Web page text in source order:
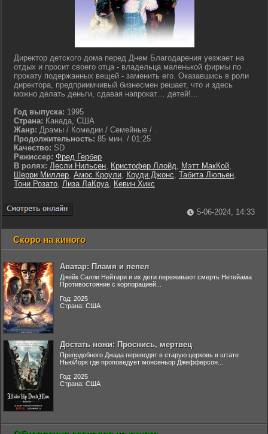
Директор детского дома перед Днем Благодарения уезжает на
отдых и просит своего отца - владельца маленькой фирмы по
прокату подержанных вещей - заменить его. Оказавшись в роли
директора, предприимчивый бизнесмен решает, что и здесь
можно делать деньги, сдавая напрокат… детей!...
Год выпуска: 1995
Страна: Канада, США
Жанр: Драмы / Комедии / Семейные / .
Продолжительность: 85 мин. / 01:25
Качество: SD
Режиссер: Фред Гербер
В ролях: Лесли Нильсен, Кристофер Ллойд, Мэтт МакКой,
Шерри Миллер, Амос Кроули, Коуди Джонс, Табита Люпьен,
Тони Розато, Лиза ЛаКруа, Кевин Хикс
5-06-2024, 14:33
Скоро на киного
Аватар: Пламя и пепел
Джейк Салли Нейтири и их дети переживают смерть Нетейама
Противостояние с корпорацией...
Год: 2025
Страна: США
Достать ножи: Проснись, мертвец
Преподобного Джада переводят в старую церковь в штате
НьюЙорк где проповедует монсеньор Джефферсон...
Год: 2025
Страна: США